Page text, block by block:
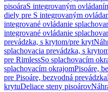
pisoáraS integrovaným
diely pre S integrovaným
integrované ovládanie
integrované ovládanie
prevádzka, s krytom/pre kryt
splachovacia prevádzka, s
pre RimlessSo splachovacím
splachovacím okrajomPisoáre,
pre Pisoáre, bezvodná prevádzka
krytuDeliace steny pisoárov